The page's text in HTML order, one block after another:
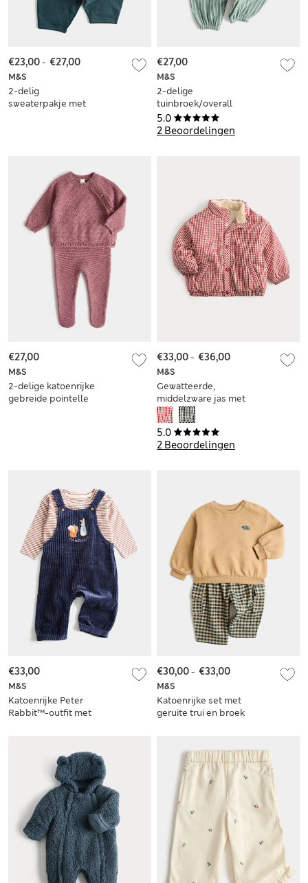
M&S
2-delig
sweaterpakje met
€23,00- €27,00
5.0
2 Beoordelingen
M&S
2-delige
tuinbroek/overall
van puur
katoenjersey (0-3
€27,00
M&S
2-delige katoenrijke
gebreide pointelle
€27,00
5.0
2 Beoordelingen
M&S
Gewatteerde,
middelzware jas met
Gingham-ruit (0-5
jaar)
€33,00- €36,00
M&S
Katoenrijke Peter
Rabbit™-outfit met
€33,00
M&S
Katoenrijke set met
geruite trui en broek
€30,00- €33,00